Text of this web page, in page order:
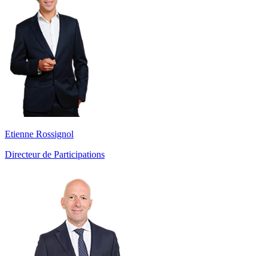
Etienne Rossignol
Directeur de Participations